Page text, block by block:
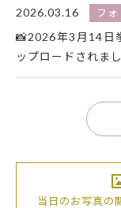
2026.03.16 フ
📸2026年3月14日
ップロードされま
当日のお写真の